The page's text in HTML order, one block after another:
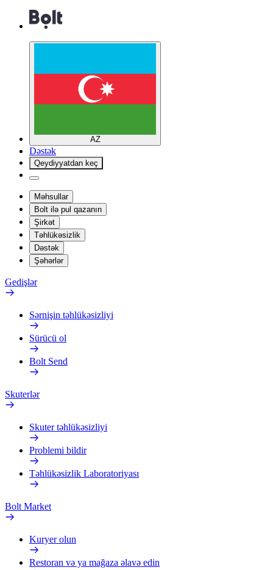
AZ
Dəstək
Qeydiyyatdan keç
Məhsullar
Bolt ilə pul qazanın
Şirkət
Təhlükəsizlik
Dəstək
Şəhərlər
Gedişlər
Sərnişin təhlükəsizliyi
Sürücü ol
Bolt Send
Skuterlər
Skuter təhlükəsizliyi
Problemi bildir
Təhlükəsizlik Laboratoriyası
Bolt Market
Kuryer olun
Restoran və ya mağaza əlavə edin